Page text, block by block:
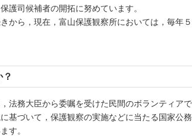
護司候補者の開拓に努めています。
から，現在，富山保護観察所においては，毎年
法務大臣から委嘱を受けた民間のボランティアで
に基づいて，保護観察の実施などに当たる国家公
す。